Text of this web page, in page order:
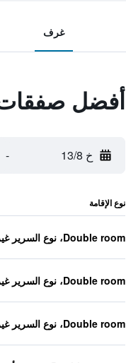
غرف
أفضل
خ 13/8 -
نوع الإقامة
Double room، نوع السرير غير معروف
Double room، نوع السرير غير معروف
Double room، نوع السرير غير معروف